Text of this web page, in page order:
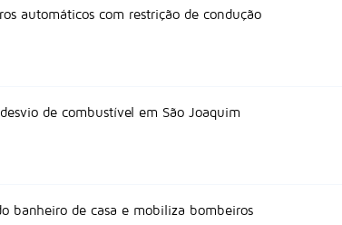
automáticos com restrição de condução
de combustível em São Joaquim
banheiro de casa e mobiliza bombeiros